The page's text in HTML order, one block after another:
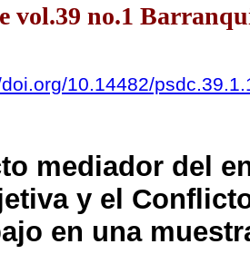
vol.39 no.1
10.14482/
mediador del
y el
en una